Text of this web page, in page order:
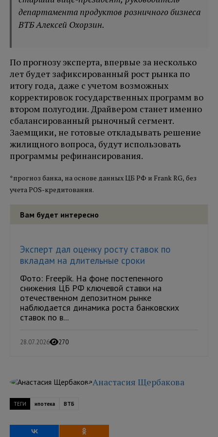
департамента продуктов розничного бизнеса
ВТБ Алексей Охорзин.
По прогнозу эксперта, впервые за несколько
лет будет зафиксированный рост рынка по
итогу года, даже с учетом возможных
корректировок государственных программ во
втором полугодии. Драйвером станет именно
сбалансированный рыночный сегмент.
Заемщики, не готовые откладывать решение
жилищного вопроса, будут использовать
программы рефинансирования.
*прогноз банка, на основе данных ЦБ РФ и Frank RG, без
учета POS-кредитования.
Вам будет интересно
Эксперт дал оценку росту ставок по
вкладам на длительные сроки
Фото: Freepik. На фоне постепенного
снижения ЦБ РФ ключевой ставки на
отечественном депозитном рынке
наблюдается динамика роста банковских
ставок по в...
28.07.2026 270
Анастасия Щербакова
ТЕГИ ипотека ВТБ